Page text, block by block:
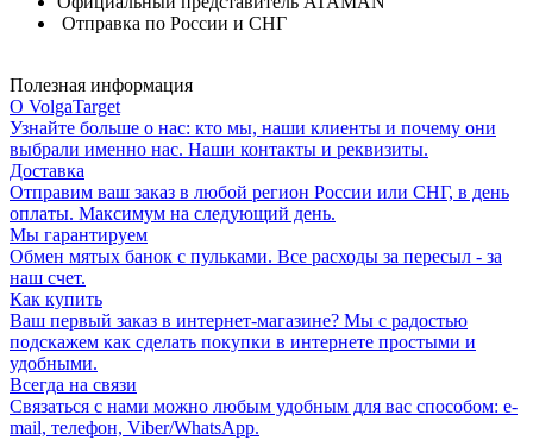
Отправка по России и СНГ
Полезная информация
О VolgaTarget
Узнайте больше о нас: кто мы, наши клиенты и почему они
выбрали именно нас. Наши контакты и реквизиты.
Доставка
Отправим ваш заказ в любой регион России или СНГ, в день
оплаты. Максимум на следующий день.
Мы гарантируем
Обмен мятых банок с пульками. Все расходы за пересыл - за
наш счет.
Как купить
Ваш первый заказ в интернет-магазине? Мы с радостью
подскажем как сделать покупки в интернете простыми и
удобными.
Всегда на связи
Связаться с нами можно любым удобным для вас способом: e-
mail, телефон, Viber/WhatsApp.